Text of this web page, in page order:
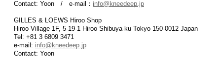
Contact: Yoon / e-mail： info@kneedeep.jp
GILLES & LOEWS Hiroo Shop
Hiroo Village 1F, 5-19-1 Hiroo Shibuya-ku Tokyo 150-0012 Japan
Tel: +81 3 6809 3471
e-mail: info@kneedeep.jp
Contact: Yoon